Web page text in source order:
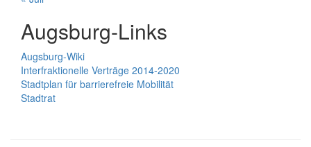
Augsburg-Links
Augsburg-Wiki
Interfraktionelle Verträge 2014-2020
Stadtplan für barrierefreie Mobilität
Stadtrat